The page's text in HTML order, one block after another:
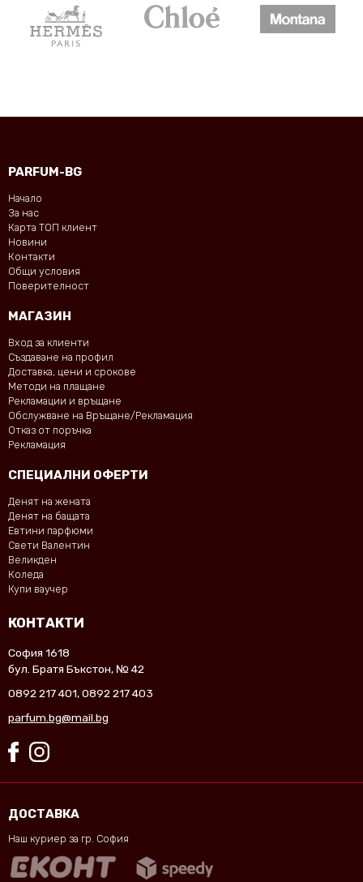
PARFUM-BG
Начало
За нас
Карта ТОП клиент
Новини
Контакти
Общи условия
Поверителност
МАГАЗИН
Вход за клиенти
Създаване на профил
Доставка, цени и срокове
Методи на плащане
Рекламации и връщане
Обслужване на Връщане/Рекламация
Отказ от поръчка
Рекламация
СПЕЦИАЛНИ ОФЕРТИ
Денят на жената
Денят на бащата
Евтини парфюми
Свети Валентин
Великден
Коледа
Купи ваучер
КОНТАКТИ
София 1618
бул. Братя Бъкстон, № 42
0892 217 401,0892 217 403
parfum.bg@mail.bg
ДОСТАВКА
Наш куриер за гр. София